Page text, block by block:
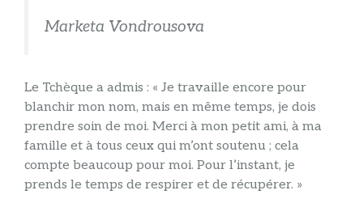
Marketa Vondrousova
Le Tchèque a admis : « Je travaille encore pour
blanchir mon nom, mais en même temps, je dois
prendre soin de moi. Merci à mon petit ami, à ma
famille et à tous ceux qui m’ont soutenu ; cela
compte beaucoup pour moi. Pour l’instant, je
prends le temps de respirer et de récupérer. »